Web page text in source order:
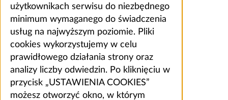
użytkownikach serwisu do niezbędnego
minimum wymaganego do świadczenia
usług na najwyższym poziomie. Pliki
cookies wykorzystujemy w celu
prawidłowego działania strony oraz
analizy liczby odwiedzin. Po kliknięciu w
przycisk „USTAWIENIA COOKIES”
możesz otworzyć okno, w którym